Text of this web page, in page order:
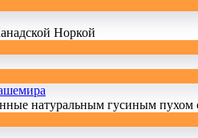
Норкой
натуральным гусиным пухом